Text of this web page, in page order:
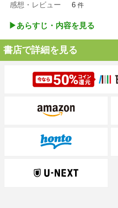
感想・レビュー 6 件
▶︎あらすじ・内容を見る
書店で詳細を見る